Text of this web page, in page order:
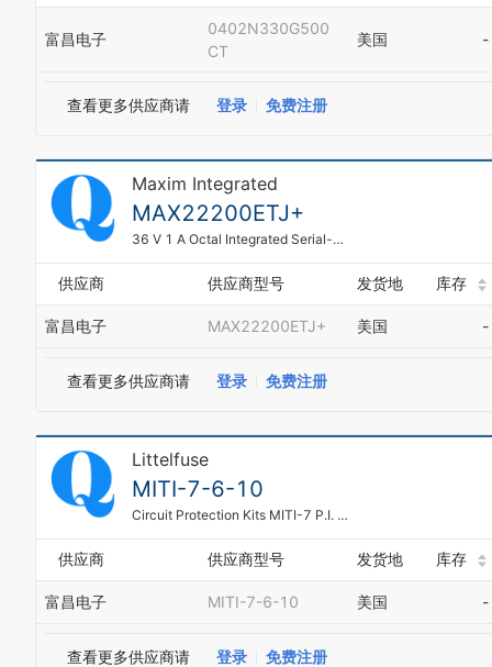
富昌电子
0402N330G500
CT
美国 -
查看更多供应商请 登录 免费注册
Maxim Integrated
MAX22200ETJ+
36 V 1 A Octal Integrated Serial-Controlled Solenoid and Motor Driver
供应商 供应商型号 发货地 库存
富昌电子 MAX22200ETJ+ 美国 -
查看更多供应商请 登录 免费注册
Littelfuse
MITI-7-6-10
Circuit Protection Kits MITI-7 P.I. 6.0-10.0
供应商 供应商型号 发货地 库存
富昌电子 MITI-7-6-10 美国 -
查看更多供应商请 登录 免费注册